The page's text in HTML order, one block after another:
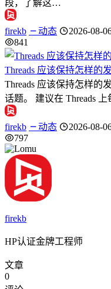
段，了解这…
firekb 动态
2026-08-
841
Threads 应该保持怎样的
Threads 应该保持怎样的
话题。 建议在 Threads
firekb 动态
2026-08-
797
firekb
HP认证金牌工程师
文章
0